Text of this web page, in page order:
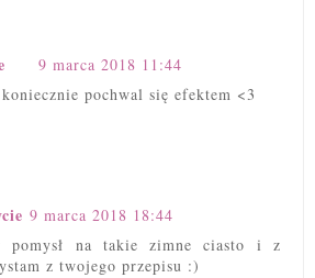
9 marca 2018 11:44
pochwal się efektem <3
9 marca 2018 18:44
pomysł na takie zimne ciasto i z
z twojego przepisu :)